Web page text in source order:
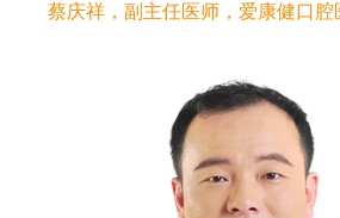
蔡庆祥，副主任医师，爱康健口腔